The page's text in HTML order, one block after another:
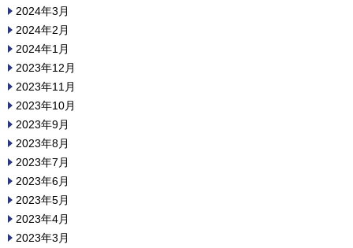
2024年3月
2024年2月
2024年1月
2023年12月
2023年11月
2023年10月
2023年9月
2023年8月
2023年7月
2023年6月
2023年5月
2023年4月
2023年3月